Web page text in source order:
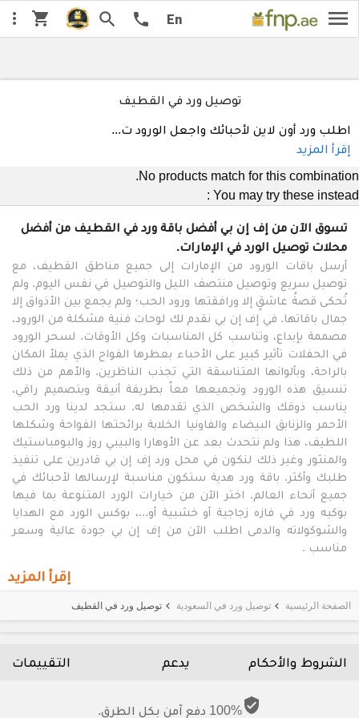
menu
En
call
search
shopping_cart
more_vert
توصيل ورد في القطيف
اطلب ورد أون لاين لأحبائك واجعل الورود ت...
إقرأ المزيد
No products match for this combination.
You may try these instead :
تسوق الآن من إف إن بي أفضل باقة ورد في القطيف من أفضل
محلات توصيل الورد في الإمارات.
أرسل باقات الورود من الإمارات إلى جميع مناطق القطيف، مع
توصيل سريع وتوصيل منتصف الليل والتوصيل في نفس اليوم. ولم
تُحكى قصةُ عاشقٍ إلا ورافقتها ورود الحب؛ ولم يجمع بين الأذواق إلا
جمال باقاتها. في إف إن بي نقدم لك لوحات فنية مشكلة من الورود،
مصممة بإبداع، وتناسب كل المناسبات وكل الأوقات. لسحر الورود
في الحفلات تأثير كبير على الأحباء بعطرها الفواح الذي يملأ المكان
بالراحة، وبألوانها المتناسقة التي تجذب الناظرين. والأهم من ذلك
تنسيق هذه الورود وتجميعها معاً بطريقة أنيقة وبتصميم راقي،
يناسب ذوقك والشخص الذي تقدمها له. ستجد لدينا ورد الحب
الأحمر والزنابق البيضاء والفاونيا الخلابة برائحتها الفواحة وشكلها
اللطيف، هذا ولم نتحدث بعد عن الأوهارا والبيبي روز والبومباستيك
والمنثور وغير ذلك لنكون في محل ورد إف إن بي قادرين على تنفيذ
طلبك وأكثر. باقة ورد هدية ستكون مناسبة لإرسالها لأحبائك في
جميع أنحاء العالم. اختر الآن من خيارات الورد المتنوعة بما فيها
بوكيه ورد في فازه زجاجية أو خشبية أو...، بوكس الورد مع الهدايا
والشوكولاته والدمى اطلب الآن من إف إن بي جودة عالية وسعر
مناسب .
إقرأ المزيد
الصفحة الرئيسية keyboard_arrow_left توصيل ورد في السعودية keyboard_arrow_left توصيل ورد في القطيف
اختار: ننصح يه جديدنا السعر من الأقل السعر من
الشروط والأحكام يدعم التقييمات
verified_user100% دفع آمن بكل الطرق.